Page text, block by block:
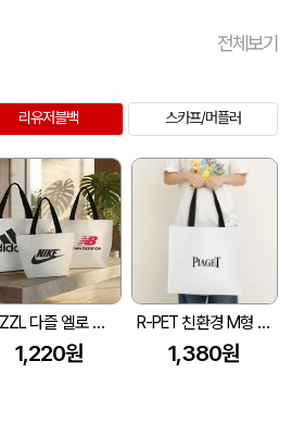
전체보기
리유저블백 스카프/머플러
DAZZL 다즐 엘로 리유저블백1P -블랙라미네이트 안감- (S/M/L)
1,220원
R-PET 친환경 M형 리유저블백 (450x150x400mm)
1,380원